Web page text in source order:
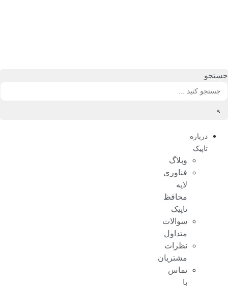
جستجو
درباره
تاپیک
وبلاگ
فناوری
لایه
محافظ
تاپیک
سوالات
متداول
نظرات
مشتریان
تماس
با